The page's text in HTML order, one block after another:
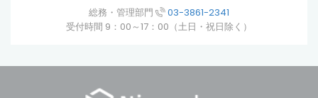
総務・管理部門
03-3861-2341
受付時間 9：00～17：00（土日・祝日除く）